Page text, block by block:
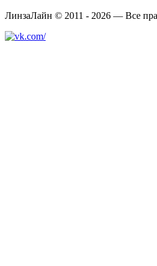
ЛинзаЛайн © 2011 - 2026 — Все